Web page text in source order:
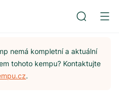
nemá kompletní a aktuální
tohoto kempu? Kontaktujte
.